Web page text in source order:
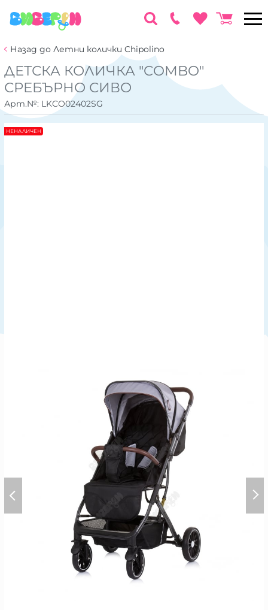
Назад до Летни колички Chipolino
ДЕТСКА КОЛИЧКА "COMBO"
СРЕБЪРНО СИВО
Арт.№: LKCO02402SG
НЕНАЛИЧЕН